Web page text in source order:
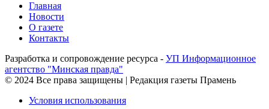
Главная
Новости
О газете
Контакты
Разработка и сопровождение ресурса - УП Информационное
агентство "Минская правда"
© 2024 Все права защищены | Редакция газеты Прамень
Условия использования